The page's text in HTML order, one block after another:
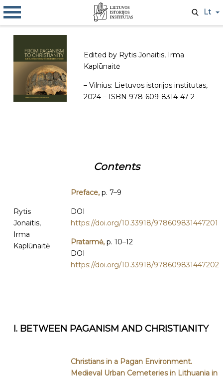
Edited by Rytis Jonaitis, Irma
Kaplūnaitė
– Vilnius: Lietuvos istorijos institutas,
2024 – ISBN 978-609-8314-47-2
Contents
Rytis
Jonaitis,
Irma
Kaplūnaitė
Preface, p. 7–9
DOI
https://doi.org/10.33918/978609831447201
Pratarmė, p. 10–12
DOI
https://doi.org/10.33918/978609831447202
I. BETWEEN PAGANISM AND CHRISTIANITY
Christians in a Pagan Environment.
Medieval Urban Cemeteries in Lithuania in
Lt